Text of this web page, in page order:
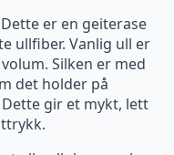
er en geiterase
ullfiber. Vanlig ull er
Silken er med
det holder på
gir et mykt, lett